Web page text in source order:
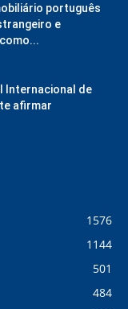
português
e
Internacional de
afirmar
1576
1144
501
484